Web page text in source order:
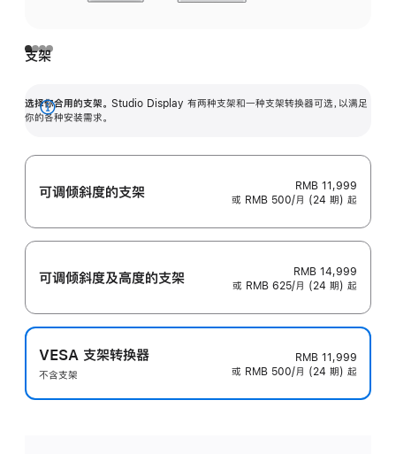
支架
选择你合用的支架。 Studio Display 有两种支架和一种支架转换器可选，以满足
你的各种安装需求。
展
可调倾斜度的支架
RMB 11,999
或 RMB 500/月 (24 期) 起
可调倾斜度及高‍度的支‍架
RMB 14,999
或 RMB 625/月 (24 期) 起
VESA 支架转换器
不含支架
RMB 11,999
或 RMB 500/月 (24 期) 起